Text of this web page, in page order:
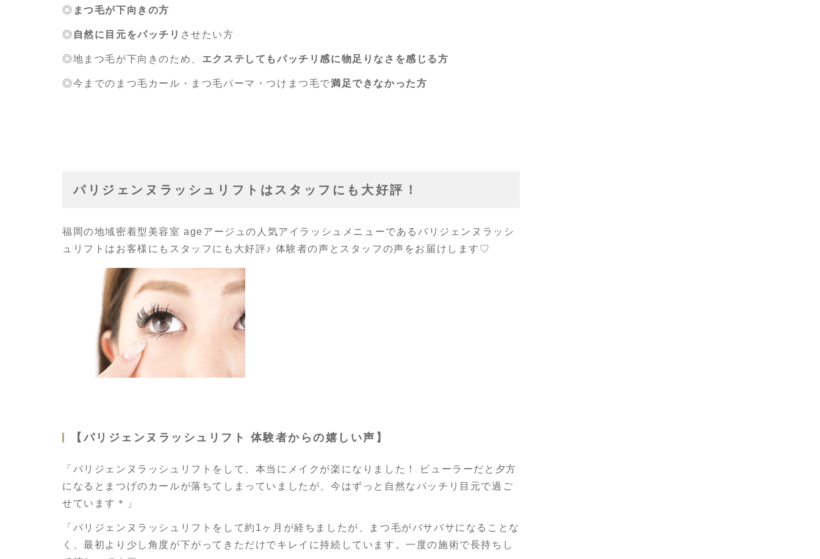
◎ まつ毛が下向きの方
◎ 自然に目元をパッチリ させたい方
◎地まつ毛が下向きのため、 エクステしてもパッチリ感に物足りなさを感じる方
◎今までのまつ毛カール・まつ毛パーマ・つけまつ毛で満足できなかった方
パリジェンヌラッシュリフトはスタッフにも大好評！
福岡の地域密着型美容室 ageアージュの人気アイラッシュメニューであるパリジェンヌラッシ
ュリフトはお客様にもスタッフにも大好評♪ 体験者の声とスタッフの声をお届けします♡
【パリジェンヌラッシュリフト 体験者からの嬉しい声】
「パリジェンヌラッシュリフトをして、本当にメイクが楽になりました！ ビューラーだと夕方
になるとまつげのカールが落ちてしまっていましたが、今はずっと自然なパッチリ目元で過ご
せています＊」
「パリジェンヌラッシュリフトをして約1ヶ月が経ちましたが、まつ毛がバサバサになることな
く、最初より少し角度が下がってきただけでキレイに持続しています。一度の施術で長持ちし